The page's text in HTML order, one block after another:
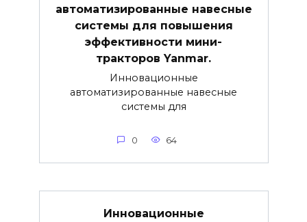
автоматизированные навесные
системы для повышения
эффективности мини-
тракторов Yanmar.
Инновационные
автоматизированные навесные
системы для
0 64
Инновационные